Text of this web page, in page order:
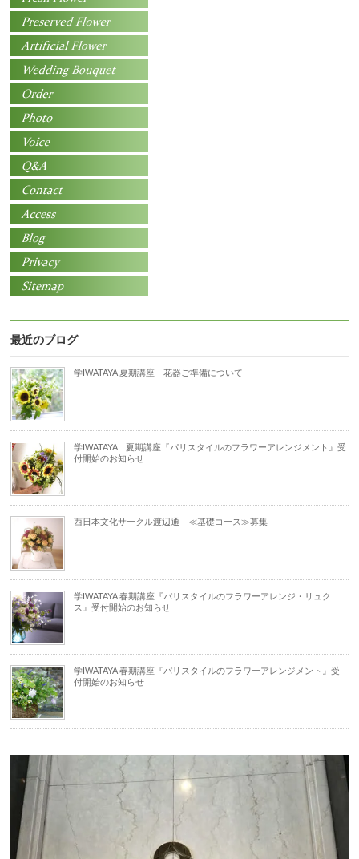
最近のブログ
学IWATAYA 夏期講座 花器ご準備について
学IWATAYA 夏期講座『パリスタイルのフラワーアレンジメント』受
付開始のお知らせ
西日本文化サークル渡辺通 ≪基礎コース≫募集
学IWATAYA 春期講座『パリスタイルのフラワーアレンジ・リュク
ス』受付開始のお知らせ
学IWATAYA 春期講座『パリスタイルのフラワーアレンジメント』受
付開始のお知らせ